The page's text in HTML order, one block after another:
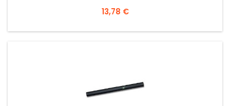
Prezzo
13,78 €